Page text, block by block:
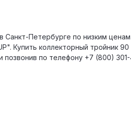
Санкт-Петербурге по низким
Купить коллекторный тройник 90
позвонив по телефону +7 (800) 301-